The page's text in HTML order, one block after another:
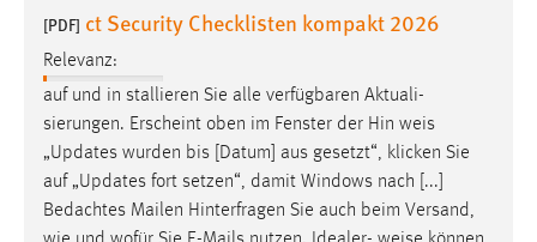
[PDF] ct Security Checklisten kompakt 2026
Relevanz:
auf und in­ stallieren Sie alle verfügbaren Aktuali­
sierungen. Erscheint oben im Fenster der Hin­ weis
„Updates wurden bis [Datum] aus­ gesetzt“, klicken Sie
auf „Updates fort­ setzen“, damit Windows nach [...]
Bedachtes Mailen Hinterfragen Sie auch beim Versand,
Conversion-Tracking
Cookie Laufzeit:
3 Monate
Facebook Pixel
Name:
_fbp